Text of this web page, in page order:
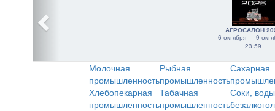
АГРОСАЛОН
6 октября — 9
23:59
Молочная
промышленность
Рыбная
промышленность
Сахарная
Хлебопекарная
промышленность
Табачная
промышленность
Соки,